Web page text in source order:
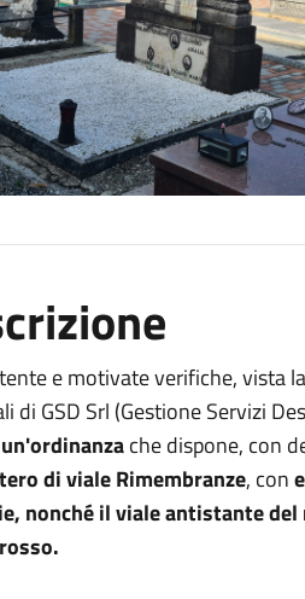
e motivate verifiche, vista
di GSD Srl (Gestione Servizi
un'ordinanzache dispone, con
di viale Rimembranze, con
nonché il viale antistante